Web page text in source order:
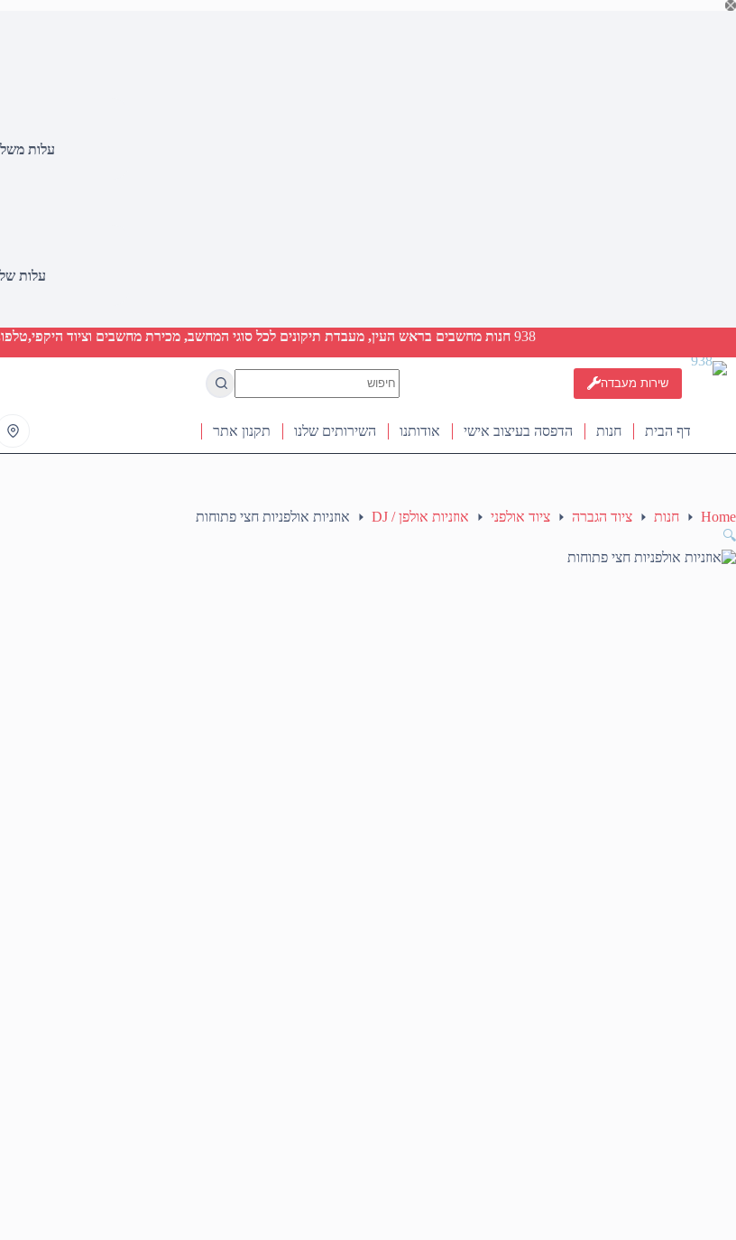
Skip
עלות משלוח לנקודת חלוקה
עלות שליח לבית הלקוח
938 חנות מחשבים בראש העין, מעבדת תיקונים לכל סוגי המחשב, מכירת מחשבים וציוד
שירות מעבדה
results
דף הבית חנות הדפסה בעיצוב אישי אודותנו השירותים שלנו תקנון אתר
Home חנות ציוד הגברה ציוד אולפני אוזניות אולפן / DJ
אוזניות אולפניות חצי פתוחות
🔍